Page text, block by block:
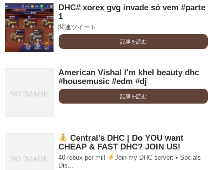
DHC# xorex gvg invade só vem #parte
1
関連ツイート
記事を読む
American Vishal I'm khel beauty dhc
#housemusic #edm #dj
記事を読む
Central's DHC | Do YOU want
CHEAP & FAST DHC? JOIN US!
40 robux per mil!
Join my DHC server: • Socials
Dis...